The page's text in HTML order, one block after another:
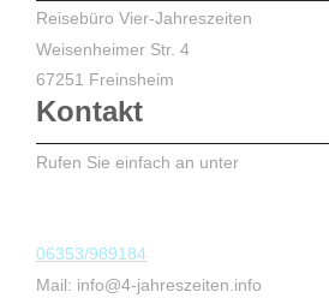
Reisebüro Vier-Jahreszeiten
Weisenheimer Str. 4
67251 Freinsheim
Kontakt
Rufen Sie einfach an unter
06353/989184
Mail: info@4-jahreszeiten.info